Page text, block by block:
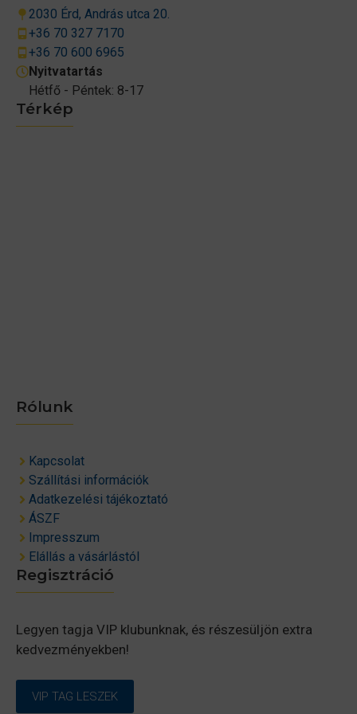
Térkép
Rólunk
Kapcsolat
Szállítási információk
Adatkezelési tájékoztató
ÁSZF
Impresszum
Elállás a vásárlástól
2030 Érd, András utca 20.
+36 70 327 7170
+36 70 600 6965
Nyitvatartás
Hétfő - Péntek: 8-17
Regisztráció
Legyen tagja VIP klubunknak, és részesüljön extra
kedvezményekben!
VIP TAG LESZEK